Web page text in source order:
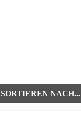
SORTIEREN NACH...